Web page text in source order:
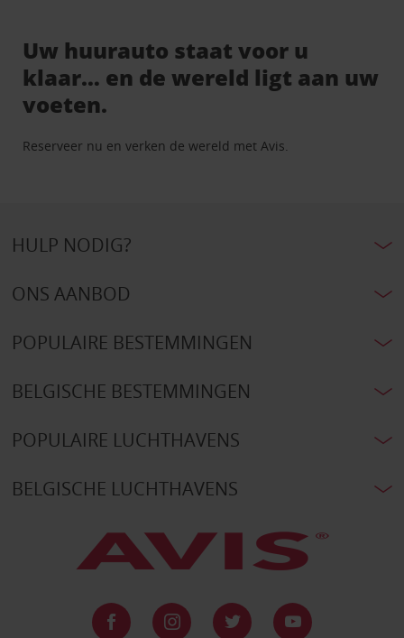
Uw huurauto staat voor u
klaar… en de wereld ligt aan uw
voeten.
Reserveer nu en verken de wereld met Avis.
HULP NODIG?
ONS AANBOD
POPULAIRE BESTEMMINGEN
BELGISCHE BESTEMMINGEN
POPULAIRE LUCHTHAVENS
BELGISCHE LUCHTHAVENS